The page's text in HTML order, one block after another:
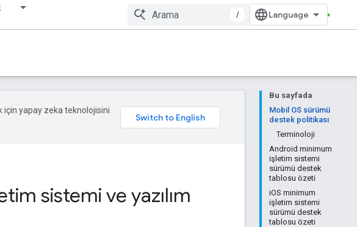
/
Bu sayfada
Mobil OS sürümü
destek politikası
Terminoloji
Android minimum
işletim sistemi
sürümü destek
tablosu özeti
iOS minimum
işletim sistemi
sürümü destek
tablosu özeti
için yapay zeka teknolojisini
sistemi ve yazılım